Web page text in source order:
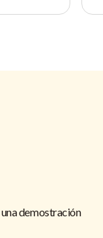
demostración